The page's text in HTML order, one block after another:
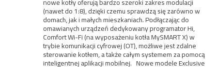
(nawet do 1:8), dzięki czemu sprawdzą się zarówno w
domach, jak i małych mieszkaniach. Podłączając do
omawianych urządzeń dedykowany programator Hi,
Comfort Wi-Fi (na wyposażeniu kotła MySMART X) w
trybie komunikacji cyfrowej (OT), możliwe jest zdalne
sterowanie kotłem, a także całym systemem za pomocą
inteligentnej aplikacji mobilnej. Nowe modele Exclusive